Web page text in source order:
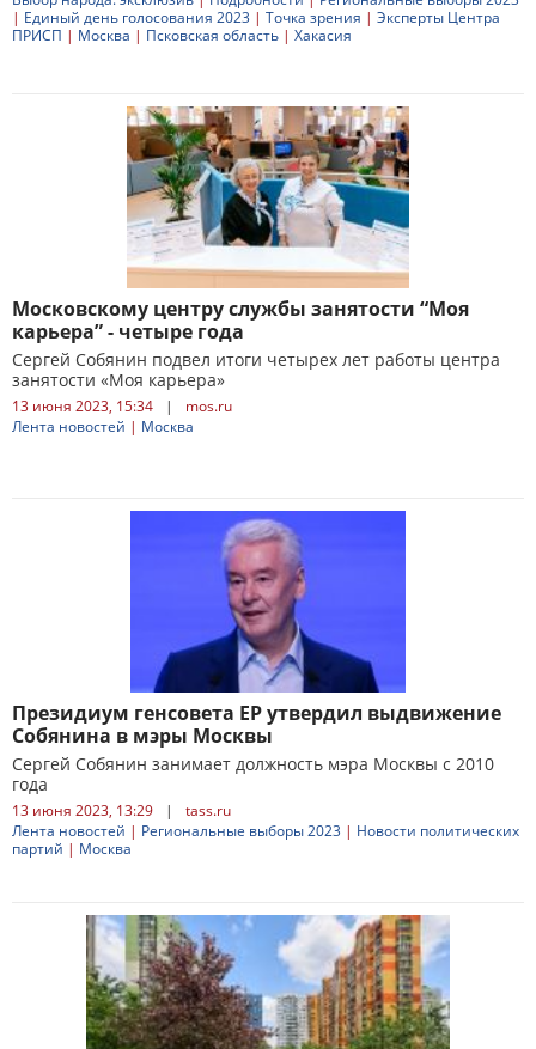
| Единый день голосования 2023 | Точка зрения | Эксперты Центра
ПРИСП | Москва | Псковская область | Хакасия
Московскому центру службы занятости “Моя
карьера” - четыре года
Сергей Собянин подвел итоги четырех лет работы центра
занятости «Моя карьера»
13 июня 2023, 15:34 |
mos.ru
Лента новостей | Москва
Президиум генсовета ЕР утвердил выдвижение
Собянина в мэры Москвы
Сергей Собянин занимает должность мэра Москвы с 2010
года
13 июня 2023, 13:29 |
tass.ru
Лента новостей | Региональные выборы 2023 | Новости политических
партий | Москва